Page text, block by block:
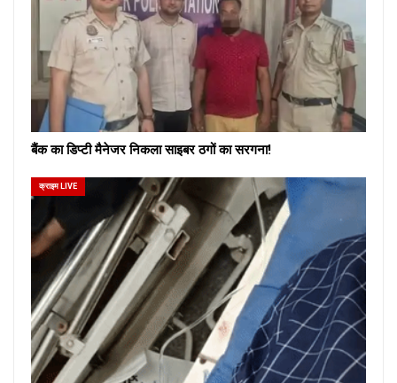
बैंक का डिप्टी मैनेजर निकला साइबर ठगों का सरगना!
क्राइम LIVE